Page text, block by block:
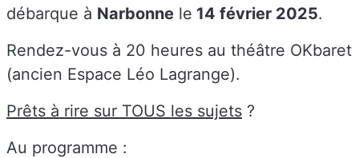
débarque à Narbonne le 14 février 2025.
Rendez-vous à 20 heures au théâtre OKbaret
(ancien Espace Léo Lagrange).
Prêts à rire sur TOUS les sujets ?
Au programme :